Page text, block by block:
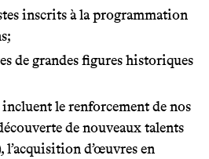
inscrits à la programmation
de grandes figures historiques
le renforcement de nos
de nouveaux talents
l’acquisition d’œuvres en